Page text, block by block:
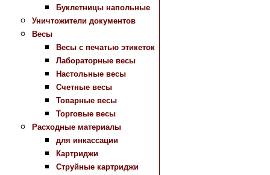
Буклетницы напольные
Уничтожители документов
Весы
Весы с печатью этикеток
Лабораторные весы
Настольные весы
Счетные весы
Товарные весы
Торговые весы
Расходные материалы
для инкассации
Картриджи
Струйные картриджи